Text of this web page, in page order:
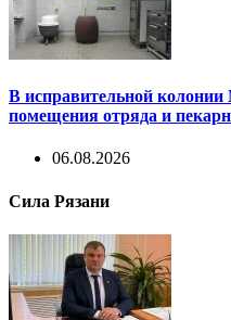
В исправительной
помещения отряда и
06.08.2026
Сила Рязани